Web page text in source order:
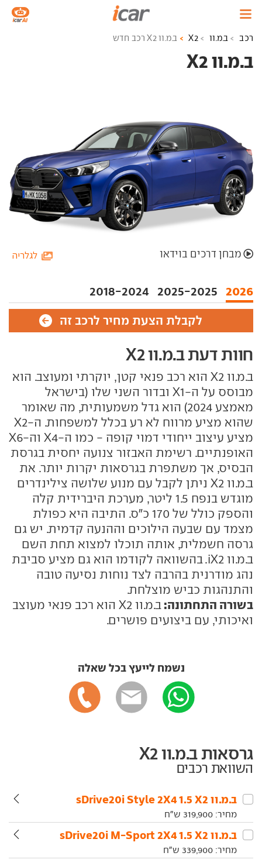
רכב ב.מ.וו X2 ב.מ.וו X2 רכב חדש
ב.מ.וו X2 ‏
2026
2025-2025
2018-2024
לגלריה מבחן דרכים בוידאו
לקבלת הצעת מחיר לרכב זה
חוות דעת ב.מ.וו X2
ב.מ.וו X2 הוא רכב פנאי קטן, יוקרתי ומעוצב. הוא
מבוסס על ה-X1 ובדור השני שלו (בישראל
מאמצע 2024) הוא גדל משמעותית, מה שאומר
שהוא מציע מרווח לא רע בכלל למשפחות. ה-X2
מציע עיצוב ייחודי דמוי קופה - כמו ה-X4 וה-X6
האופנתיים. רשימת האבזור צנועה יחסית בגרסת
הבסיס, אך משתפרת בגרסאות יקרות יותר. את
ב.מ.וו X2 ניתן לקבל עם מנוע שלושה צילינדרים
מוגדש בנפח 1.5 ליטר, מערכת היברידית קלה
והספק כולל של 170 כ"ס. התיבה היא כפולת
מצמד עם שבעה הילוכים וההנעה קדמית. יש גם
גרסה חשמלית, אותה תוכלו למצוא תחת השם
ב.מ.וו iX2. בהשוואה לקודמו הוא גם מציע סביבת
נהג מודרנית בהרבה לצד נוחות נסיעה טובה
והתנהגות כביש מוצלחת.
בשורה התחתונה:
ב.מ.וו X2 הוא רכב פנאי מעוצב
ואיכותי, עם ביצועים פושרים.
נשמח לייעץ בכל שאלה
גרסאות ב.מ.וו X2
השוואת רכבים
ב.מ.וו‏ X2‏ 1.5 sDrive20i Style 2X4
מחיר: 319,900 ש"ח
ב.מ.וו‏ X2‏ 1.5 sDrive20i M-Sport 2X4
מחיר: 339,900 ש"ח